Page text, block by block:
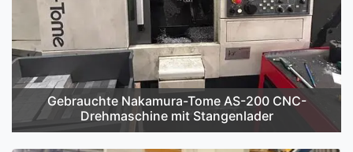
Gebrauchte Nakamura-Tome AS-200 CNC-
Drehmaschine mit Stangenlader